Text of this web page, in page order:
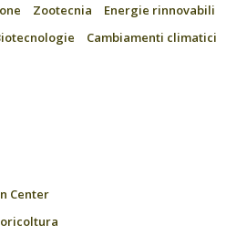
Zootecnia
Energie rinnovabili
Cambiamenti climatici
Center